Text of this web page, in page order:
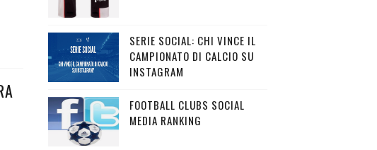
SERIE SOCIAL: CHI VINCE IL
CAMPIONATO DI CALCIO SU
INSTAGRAM
FOOTBALL CLUBS SOCIAL
MEDIA RANKING